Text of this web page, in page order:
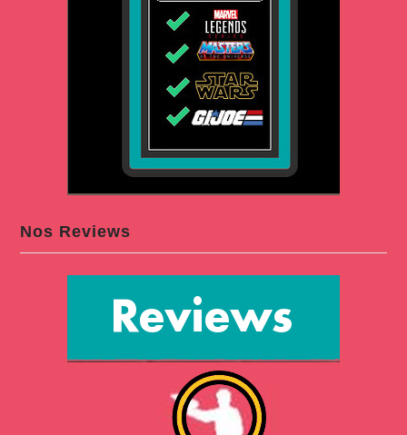
Nos Reviews